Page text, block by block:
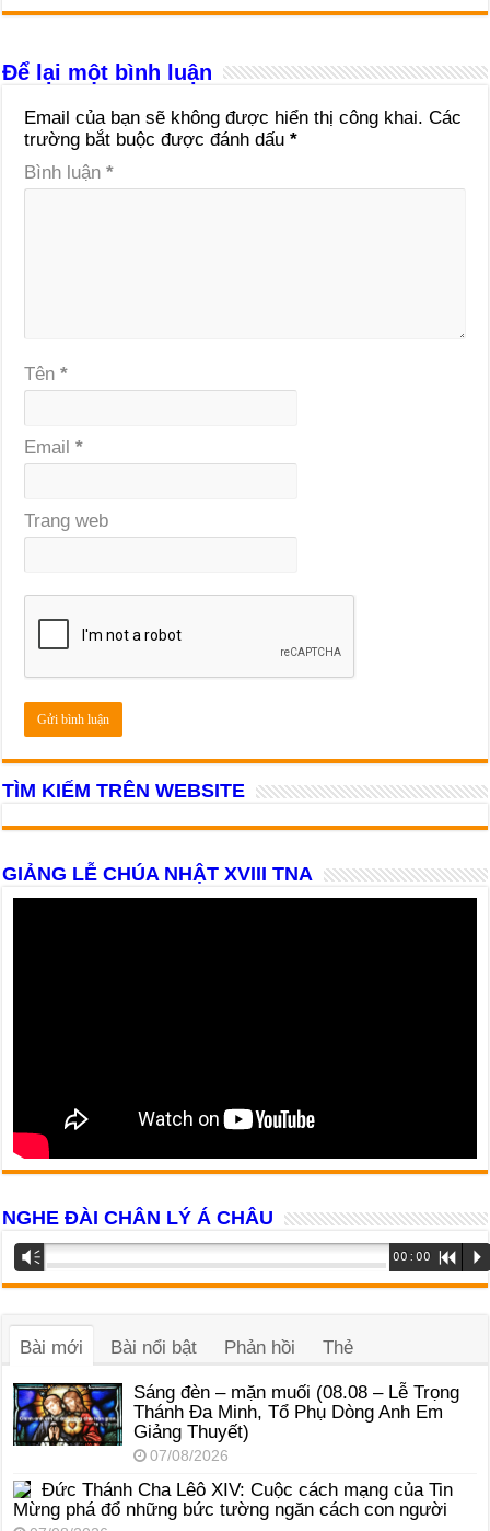
Để lại một bình luận
Email của bạn sẽ không được hiển thị công khai. Các
trường bắt buộc được đánh dấu*
Bình luận*
Tên*
Email*
Trang web
TÌM KIẾM TRÊN WEBSITE
GIẢNG LỄ CHÚA NHẬT XVIII TNA
NGHE ĐÀI CHÂN LÝ Á CHÂU
Trình
phát
Vm 00:00 R P
Bài mới Bài nổi bật Phản hồi Thẻ
Sáng đèn – mặn muối (08.08 – Lễ Trọng
Thánh Đa Minh, Tổ Phụ Dòng Anh Em
Giảng Thuyết)
07/08/2026
Đức Thánh Cha Lêô XIV: Cuộc cách mạng của Tin
Mừng phá đổ những bức tường ngăn cách con người